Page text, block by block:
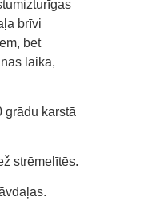
brīvi
bet
laikā,
grādu karstā
strēmelītēs.